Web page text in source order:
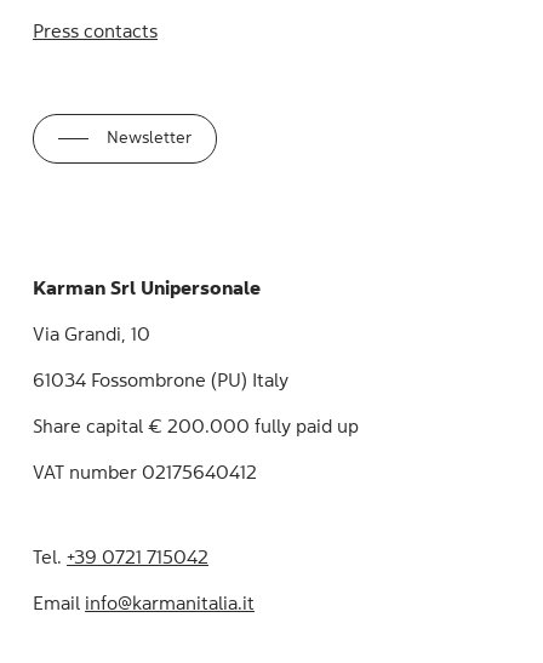
Press contacts
Newsletter
Karman Srl Unipersonale
Via Grandi, 10
61034 Fossombrone (PU) Italy
Share capital € 200.000 fully paid up
VAT number 02175640412
Tel.+39 0721 715042
Email info@karmanitalia.it